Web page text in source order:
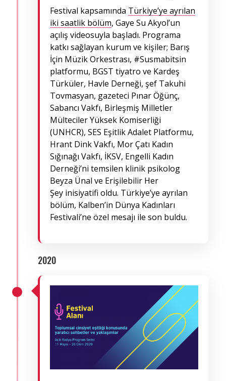
Festival kapsamında Türkiye’ye ayrılan
iki saatlik bölüm, Gaye Su Akyol’un
açılış videosuyla başladı. Programa
katkı sağlayan kurum ve kişiler; Barış
İçin Müzik Orkestrası, #Susmabitsin
platformu, BGST tiyatro ve Kardeş
Türküler, Havle Derneği, şef Takuhi
Tovmasyan, gazeteci Pınar Öğünç,
Sabancı Vakfı, Birleşmiş Milletler
Mülteciler Yüksek Komiserliği
(UNHCR), SES Eşitlik Adalet Platformu,
Hrant Dink Vakfı, Mor Çatı Kadın
Sığınağı Vakfı, İKSV, Engelli Kadın
Derneği’ni temsilen klinik psikolog
Beyza Ünal ve Erişilebilir Her
Şey inisiyatifi oldu. Türkiye’ye ayrılan
bölüm, Kalben’in Dünya Kadınları
Festivali’ne özel mesajı ile son buldu.
2020